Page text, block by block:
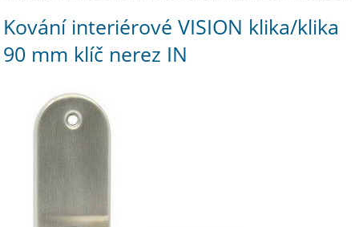
Kování interiérové VISION klika/klika
90 mm klíč nerez IN